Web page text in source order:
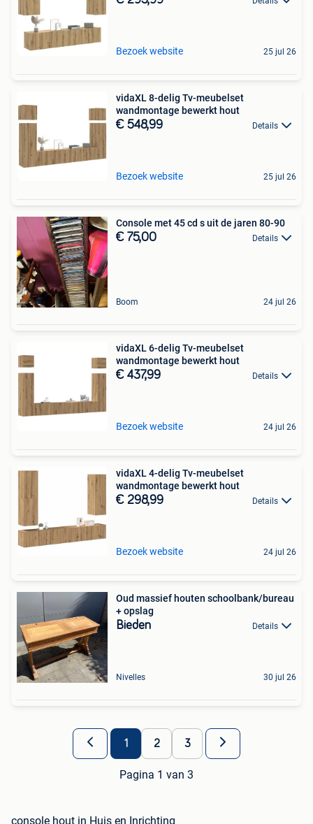
Bezoek website 25 jul 26
vidaXL 8-delig Tv-meubelset
wandmontage bewerkt hout
€ 548,99 Details
Bezoek website 25 jul 26
Console met 45 cd s uit de jaren 80-90
€ 75,00 Details
Boom 24 jul 26
vidaXL 6-delig Tv-meubelset
wandmontage bewerkt hout
€ 437,99 Details
Bezoek website 24 jul 26
vidaXL 4-delig Tv-meubelset
wandmontage bewerkt hout
€ 298,99 Details
Bezoek website 24 jul 26
Oud massief houten schoolbank/bureau
+ opslag
Bieden Details
Nivelles 30 jul 26
1 2 3
Pagina 1 van 3
console hout in Huis en Inrichting